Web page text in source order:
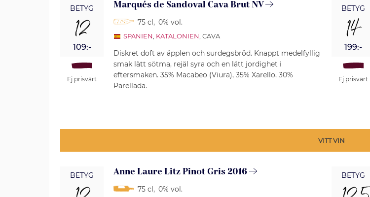
BETYG
12
109:-
Ej prisvärt
Marqués de Sandoval Cava Brut NV
75 cl, 0% vol.
SPANIEN KATALONIEN , CAVA
Diskret doft av äpplen och surdegsbröd. Knappt medelfyllig
smak lätt sötma, rejäl syra och en lätt jordighet i
eftersmaken. 35% Macabeo (Viura), 35% Xarello, 30%
Parellada.
BETYG
14
199:-
Ej prisvärt
VITT VIN
BETYG Anne Laure Litz Pinot Gris 2016
75 cl, 0% vol.
BETYG